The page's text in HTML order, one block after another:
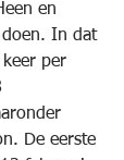
en
In dat
per
De eerste